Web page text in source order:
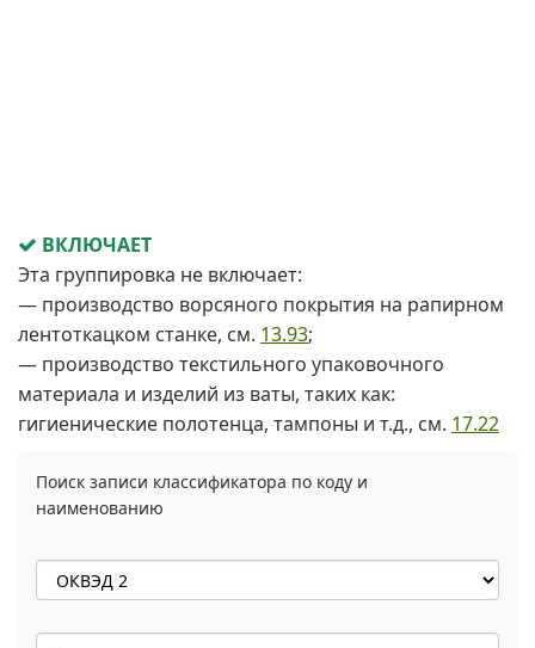
ВКЛЮЧАЕТ
Эта группировка не включает:
— производство ворсяного покрытия на рапирном
лентоткацком станке, см. 13.93;
— производство текстильного упаковочного
материала и изделий из ваты, таких как:
гигиенические полотенца, тампоны и т.д., см. 17.22
Поиск записи классификатора по коду и
наименованию